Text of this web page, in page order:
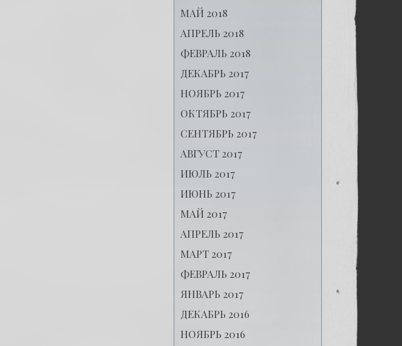
МАЙ 2018
АПРЕЛЬ 2018
ФЕВРАЛЬ 2018
ДЕКАБРЬ 2017
НОЯБРЬ 2017
ОКТЯБРЬ 2017
СЕНТЯБРЬ 2017
АВГУСТ 2017
ИЮЛЬ 2017
ИЮНЬ 2017
МАЙ 2017
АПРЕЛЬ 2017
МАРТ 2017
ФЕВРАЛЬ 2017
ЯНВАРЬ 2017
ДЕКАБРЬ 2016
НОЯБРЬ 2016